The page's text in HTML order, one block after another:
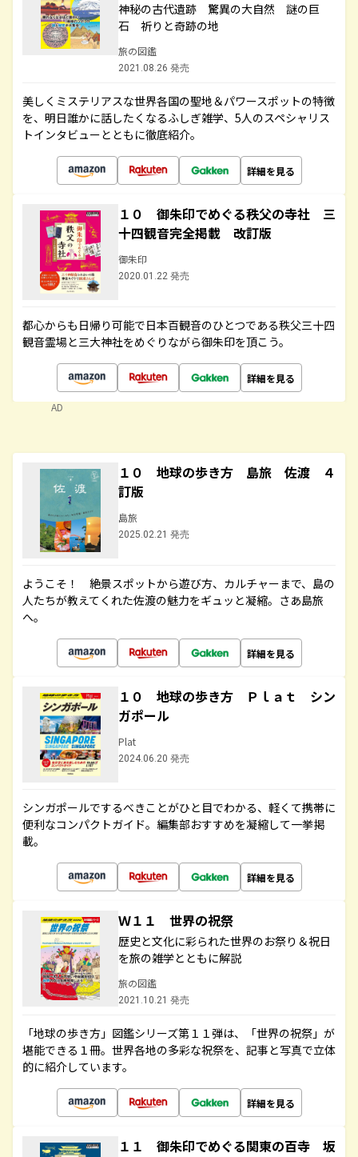
神秘の古代遺跡 驚異の大自然 謎の巨
石 祈りと奇跡の地
旅の図鑑
2021.08.26 発売
美しくミステリアスな世界各国の聖地＆パワースポットの特徴
を、明日誰かに話したくなるふしぎ雑学、5人のスペシャリス
トインタビューとともに徹底紹介。
詳細を見る
１０ 御朱印でめぐる秩父の寺社 三
十四観音完全掲載 改訂版
御朱印
2020.01.22 発売
都心からも日帰り可能で日本百観音のひとつである秩父三十四
観音霊場と三大神社をめぐりながら御朱印を頂こう。
詳細を見る
AD
１０ 地球の歩き方 島旅 佐渡 ４
訂版
島旅
2025.02.21 発売
ようこそ！ 絶景スポットから遊び方、カルチャーまで、島の
人たちが教えてくれた佐渡の魅力をギュッと凝縮。さあ島旅
へ。
詳細を見る
１０ 地球の歩き方 Ｐｌａｔ シン
ガポール
Plat
2024.06.20 発売
シンガポールでするべきことがひと目でわかる、軽くて携帯に
便利なコンパクトガイド。編集部おすすめを凝縮して一挙掲
載。
詳細を見る
Ｗ１１ 世界の祝祭
歴史と文化に彩られた世界のお祭り＆祝日
を旅の雑学とともに解説
旅の図鑑
2021.10.21 発売
「地球の歩き方」図鑑シリーズ第１１弾は、「世界の祝祭」が
堪能できる１冊。世界各地の多彩な祝祭を、記事と写真で立体
的に紹介しています。
詳細を見る
１１ 御朱印でめぐる関東の百寺 坂